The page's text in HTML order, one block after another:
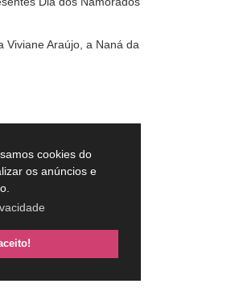
cookies do
os anúncios e
Viviane Araújo, a Naná da